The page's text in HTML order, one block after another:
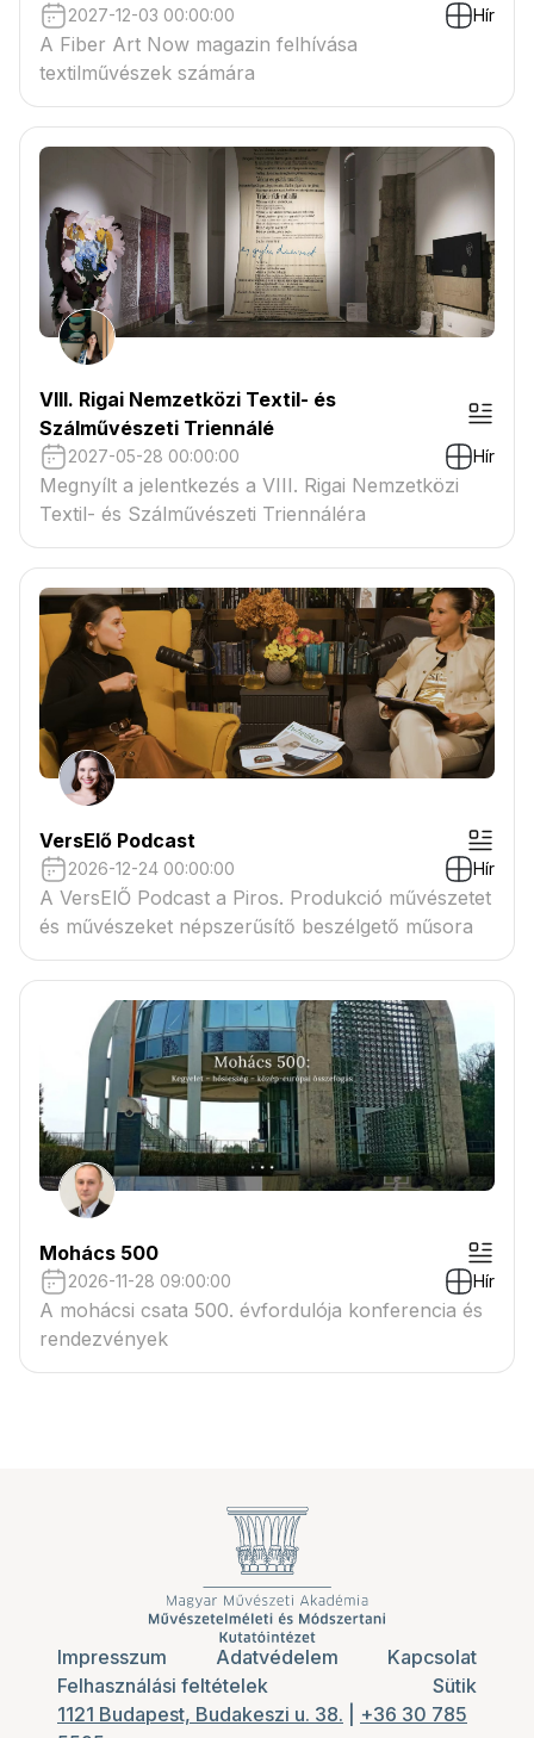
2027-12-03 00:00:00 Hír
A Fiber Art Now magazin felhívása
textilművészek számára
VIII. Rigai Nemzetközi Textil- és
Szálművészeti Triennálé
2027-05-28 00:00:00 Hír
Megnyílt a jelentkezés a VIII. Rigai Nemzetközi
Textil- és Szálművészeti Triennáléra
VersElő Podcast
2026-12-24 00:00:00 Hír
A VersElŐ Podcast a Piros. Produkció művészetet
és művészeket népszerűsítő beszélgető műsora
Mohács 500
2026-11-28 09:00:00 Hír
A mohácsi csata 500. évfordulója konferencia és
rendezvények
Impresszum Adatvédelem
Kapcsolat
Felhasználási feltételek
Sütik
1121 Budapest, Budakeszi u. 38.
+36 30 785